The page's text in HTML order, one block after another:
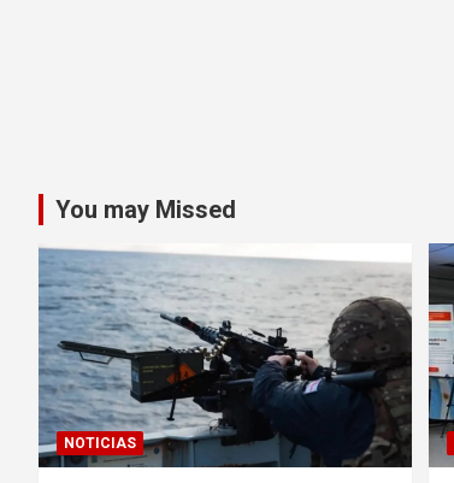
You may Missed
NOTICIAS